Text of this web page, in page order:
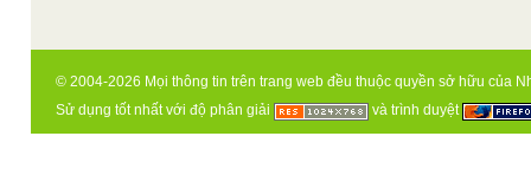
© 2004-2026 Mọi thông tin trên trang web đều thuộc quyền sở hữu của
Sử dụng tốt nhất với độ phân giải
và trình duyệt